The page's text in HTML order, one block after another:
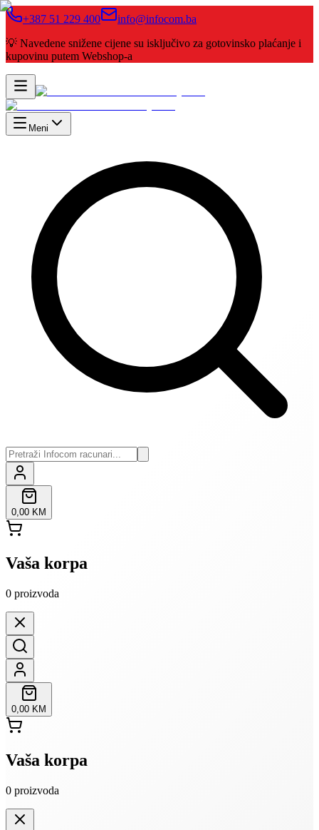
+387 51 229 400
info@infocom.ba
💡 Navedene snižene cijene su isključivo za gotovinsko plaćanje i
kupovinu putem Webshop-a
Meni
0,00 KM
Vaša korpa
0 proizvoda
0,00 KM
Vaša korpa
0 proizvoda